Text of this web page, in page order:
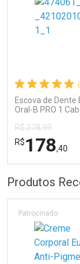
Escova de Dente
Oral-B PRO 1
Redonda
Unidade
R$ 278,99
R$178,40
Por
Produtos
Patrocinado